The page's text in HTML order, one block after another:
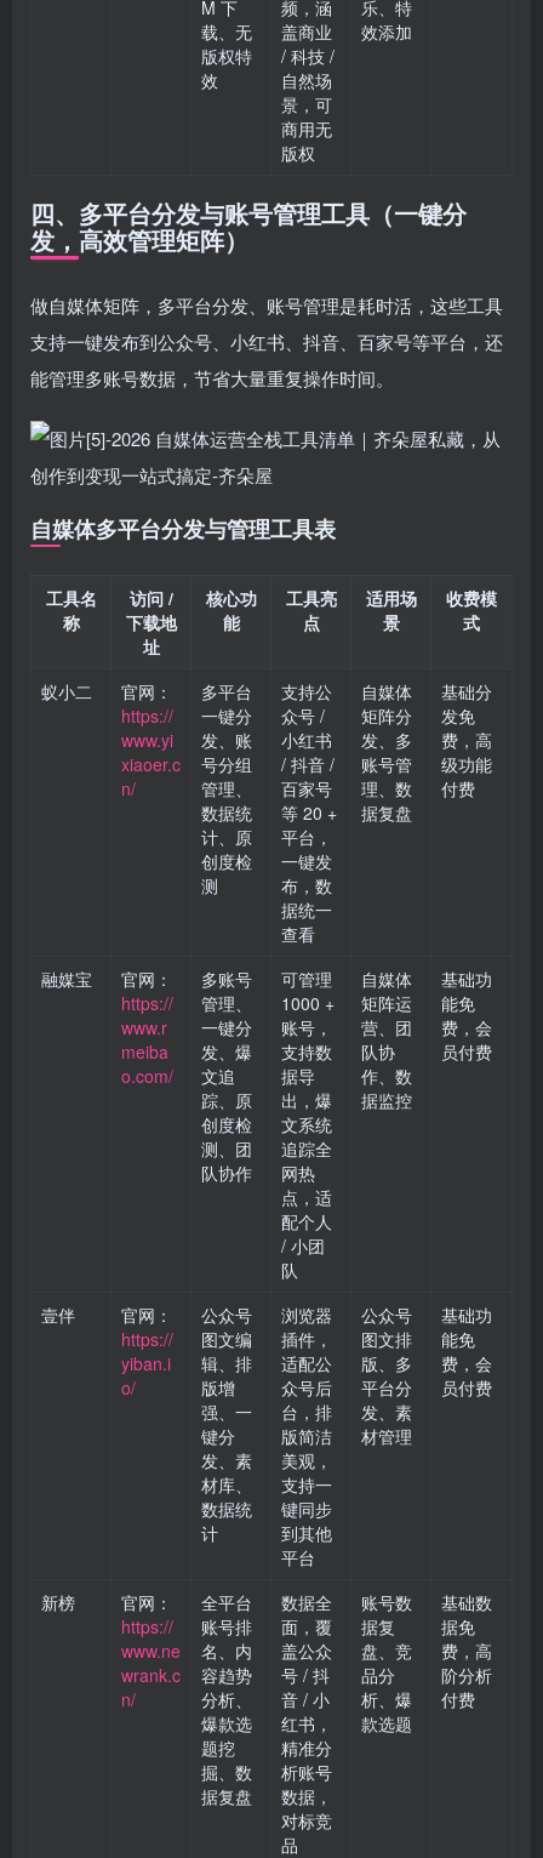
M 下
载、无
版权特
效
频，涵
盖商业
/ 科技 /
自然场
景，可
商用无
版权
乐、特
效添加
四、多平台分发与账号管理工具（一键分
发，高效管理矩阵）
做自媒体矩阵，多平台分发、账号管理是耗时活，这些工具
支持一键发布到公众号、小红书、抖音、百家号等平台，还
能管理多账号数据，节省大量重复操作时间。
自媒体多平台分发与管理工具表
工具名
称
访问 /
下载地
址
核心功
能
工具亮
点
适用场
景
收费模
式
蚁小二
官网：
https://
www.yi
xiaoer.c
n/
多平台
一键分
发、账
号分组
管理、
数据统
计、原
创度检
测
支持公
众号 /
小红书
/ 抖音 /
百家号
等 20 +
平台，
一键发
布，数
据统一
查看
自媒体
矩阵分
发、多
账号管
理、数
据复盘
基础分
发免
费，高
级功能
付费
融媒宝
官网：
https://
www.r
meiba
o.com/
多账号
管理、
一键分
发、爆
文追
踪、原
创度检
测、团
队协作
可管理
1000 +
账号，
支持数
据导
出，爆
文系统
追踪全
网热
点，适
配个人
/ 小团
队
自媒体
矩阵运
营、团
队协
作、数
据监控
基础功
能免
费，会
员付费
壹伴
官网：
https://
yiban.i
o/
公众号
图文编
辑、排
版增
强、一
键分
发、素
材库、
数据统
计
浏览器
插件，
适配公
众号后
台，排
版简洁
美观，
支持一
键同步
到其他
平台
公众号
图文排
版、多
平台分
发、素
材管理
基础功
能免
费，会
员付费
新榜
官网：
https://
www.ne
wrank.c
n/
全平台
账号排
名、内
容趋势
分析、
爆款选
题挖
掘、数
据复盘
数据全
面，覆
盖公众
号 / 抖
音 / 小
红书，
精准分
析账号
数据，
对标竞
品
账号数
据复
盘、竞
品分
析、爆
款选题
基础数
据免
费，高
阶分析
付费